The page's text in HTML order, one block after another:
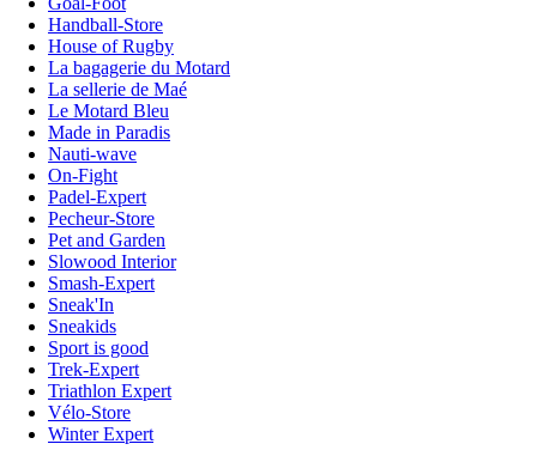
Handball-Store
House of Rugby
La bagagerie du Motard
La sellerie de Maé
Le Motard Bleu
Made in Paradis
Nauti-wave
On-Fight
Padel-Expert
Pecheur-Store
Pet and Garden
Slowood Interior
Smash-Expert
Sneak'In
Sneakids
Sport is good
Trek-Expert
Triathlon Expert
Vélo-Store
Winter Expert